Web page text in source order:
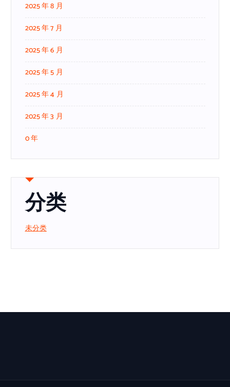
2025 年 8 月
2025 年 7 月
2025 年 6 月
2025 年 5 月
2025 年 4 月
2025 年 3 月
0 年
分类
未分类